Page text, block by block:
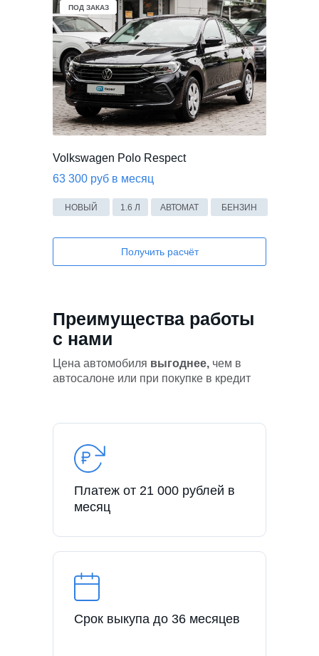
Volkswagen Polo Respect
63 300 руб в месяц
1.6 Л АВТОМАТ БЕНЗИН
НОВЫЙ
Получить расчёт
ПОД ЗАКАЗ
Преимущества работы
с нами
Цена автомобиля выгоднее, чем в
автосалоне или при покупке в кредит
Платеж от 21 000 рублей в
месяц
Срок выкупа до 36 месяцев